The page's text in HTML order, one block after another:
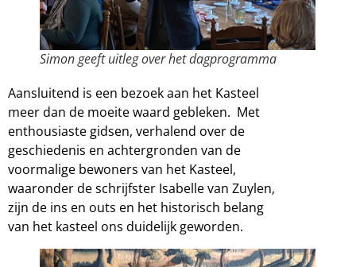
Simon geeft uitleg over het dagprogramma
Aansluitend is een bezoek aan het Kasteel
meer dan de moeite waard gebleken. Met
enthousiaste gidsen, verhalend over de
geschiedenis en achtergronden van de
voormalige bewoners van het Kasteel,
waaronder de schrijfster Isabelle van Zuylen,
zijn de ins en outs en het historisch belang
van het kasteel ons duidelijk geworden.